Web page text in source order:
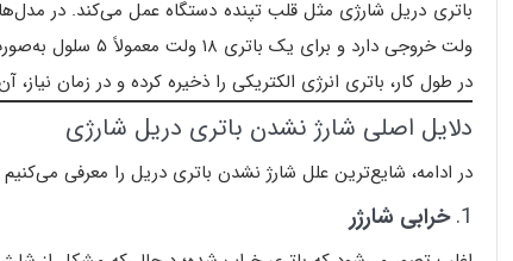
ولت خروجی دارد و برای یک باتری ۱۸ ولت معمولاً ۵ سلول به‌صورت سری استفاده می‌شود.
در طول کار، باتری انرژی الکتریکی را ذخیره کرده و در زمان
دلایل اصلی شارژ نشدن باتری دریل شارژی
در ادامه، شایع‌ترین علل شارژ نشدن باتری دریل را معرفی می‌کنیم
1. خرابی شارژر